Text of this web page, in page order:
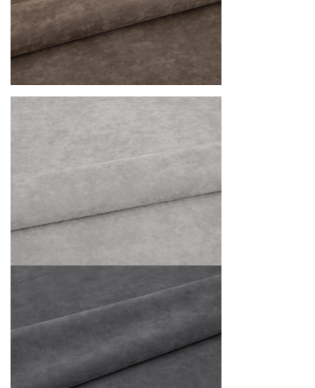
каркас: массив, фанера, ДВП, ДСП, ЛДСП, OSP
наполнение посадочного места: Блок независимых
пружин (высота 120 мм), ППУ ST 2536 высота 30 мм
наполнение выкатного матраса: Блок независимых
пружин (высота 120 мм), ППУ ST 2536 высота 20 мм
Механизм трансформации: выкатной «Венеция»
Опоры: пластик
Бельевой ящик: ЛДСП белый
Максимальная нагрузка на одно спальное место: 100 кг
кг
указана на диваны в обивке во 2 категории (велюр
Opera), возможно изготовление в других вариантах
расцветки и видов ткани